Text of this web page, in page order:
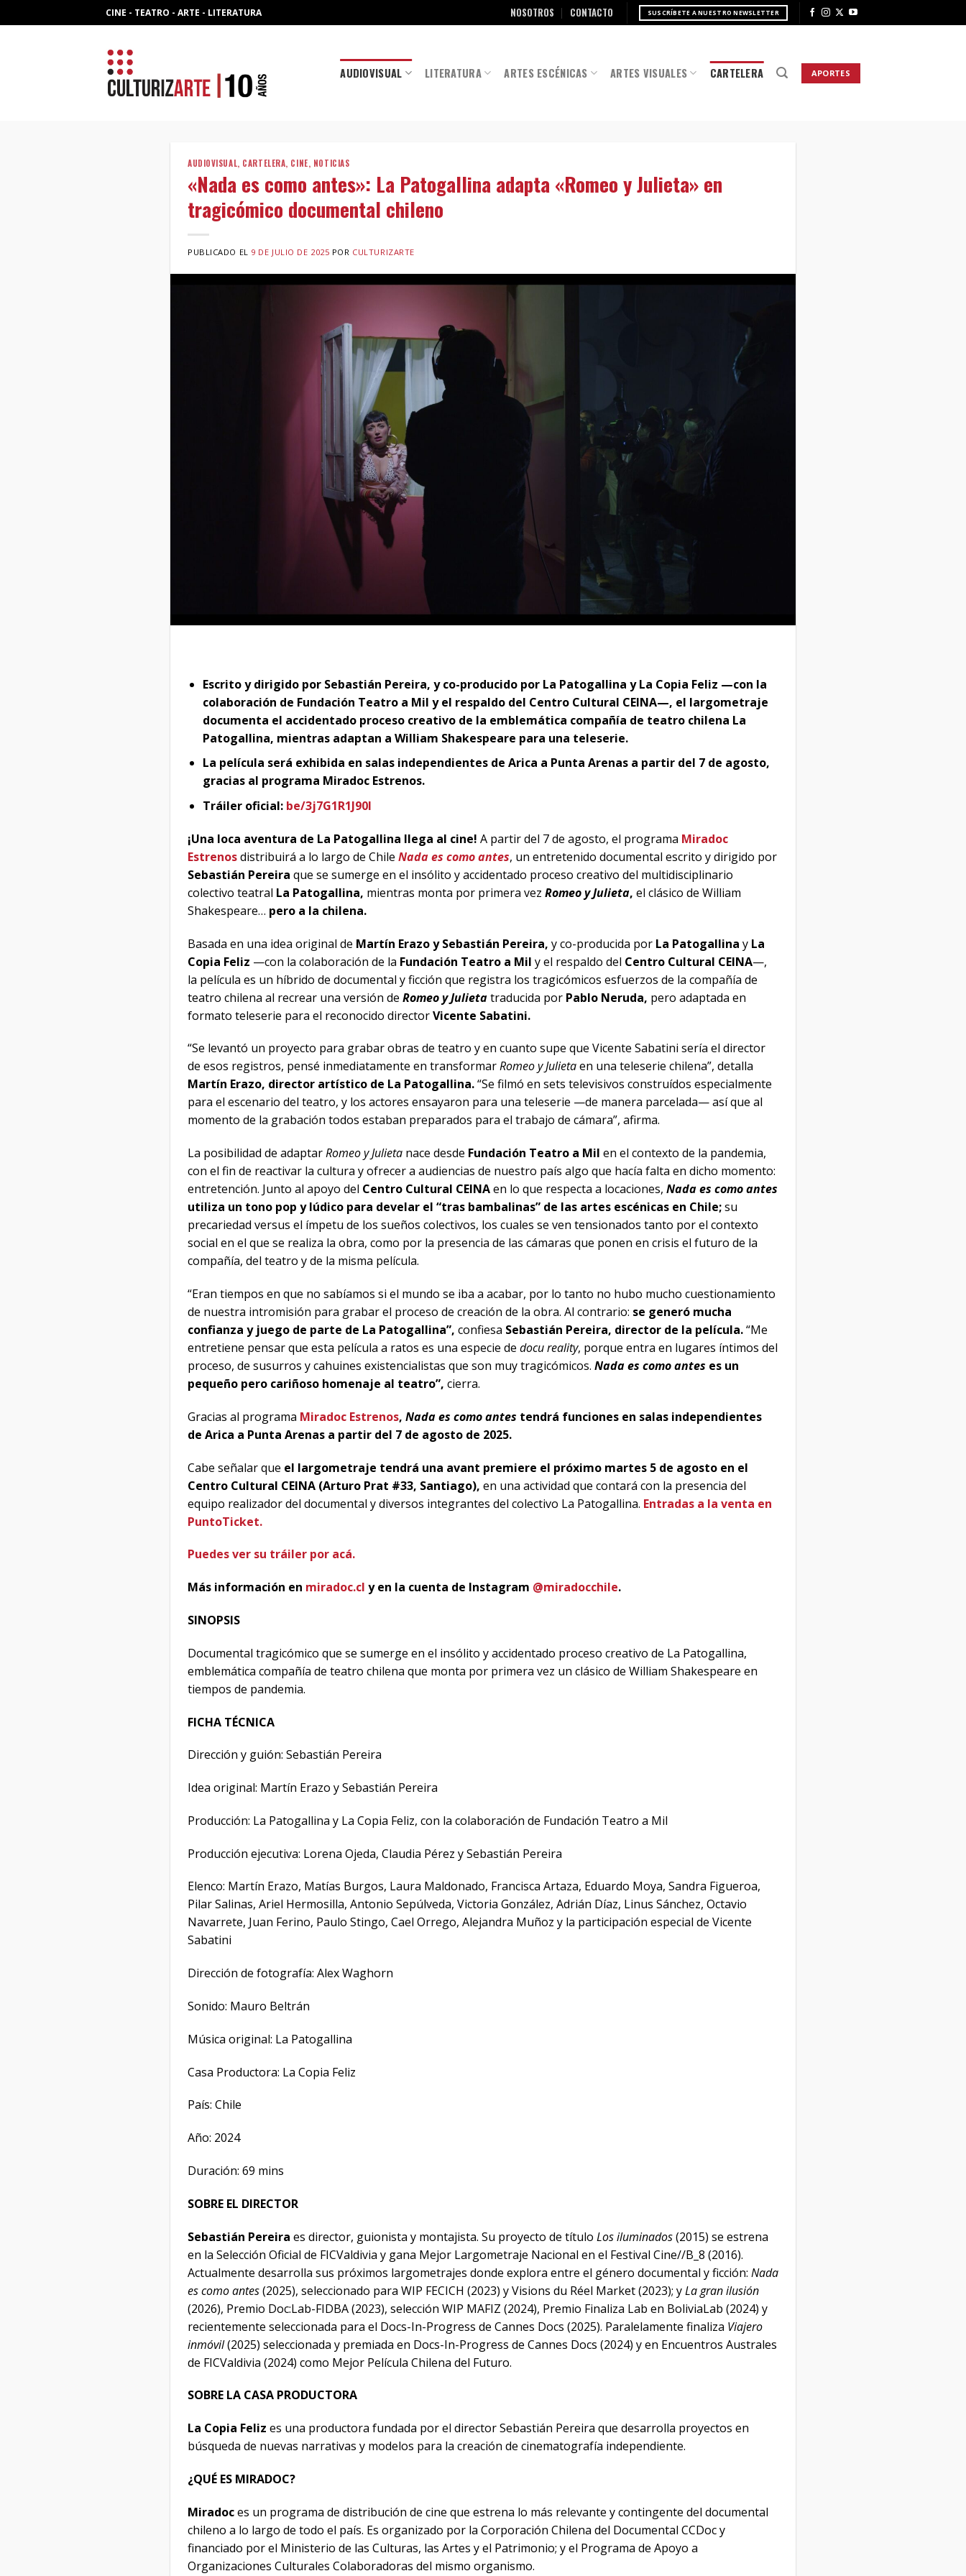
to
CINE - TEATRO - ARTE - LITERATURA NOSOTROS CONTACTO SUSCRÍBETE A NUESTRO NEWSLETTER
AUDIOVISUAL LITERATURA ARTES ESCÉNICAS ARTES VISUALES CARTELERA APORTES
AUDIOVISUAL, CARTELERA, CINE, NOTICIAS
«Nada es como antes»: La Patogallina adapta «Romeo y Julieta» en
tragicómico documental chileno
PUBLICADO EL 9 DE JULIO DE 2025 POR CULTURIZARTE
Escrito y dirigido por Sebastián Pereira, y co-producido por La Patogallina y La Copia Feliz —con la
colaboración de Fundación Teatro a Mil y el respaldo del Centro Cultural CEINA—, el largometraje
documenta el accidentado proceso creativo de la emblemática compañía de teatro chilena La
Patogallina, mientras adaptan a William Shakespeare para una teleserie.
La película será exhibida en salas independientes de Arica a Punta Arenas a partir del 7 de agosto,
gracias al programa Miradoc Estrenos.
Tráiler oficial: be/3j7G1R1J90I
¡Una loca aventura de La Patogallina llega al cine! A partir del 7 de agosto, el programa Miradoc
Estrenosdistribuirá a lo largo de Chile Nada es como antes, un entretenido documental escrito y dirigido por
Sebastián Pereira que se sumerge en el insólito y accidentado proceso creativo del multidisciplinario
colectivo teatral La Patogallina, mientras monta por primera vez Romeo y Julieta, el clásico de William
Shakespeare… pero a la chilena.
Basada en una idea original de Martín Erazo y Sebastián Pereira, y co-producida por La Patogallina y La
Copia Feliz —con la colaboración de la Fundación Teatro a Mil y el respaldo del Centro Cultural CEINA—,
la película es un híbrido de documental y ficción que registra los tragicómicos esfuerzos de la compañía de
teatro chilena al recrear una versión de Romeo y Julietatraducida por Pablo Neruda, pero adaptada en
formato teleserie para el reconocido directorVicente Sabatini.
“Se levantó un proyecto para grabar obras de teatro y en cuanto supe que Vicente Sabatini sería el director
de esos registros, pensé inmediatamente en transformarRomeo y Julietaen una teleserie chilena”, detalla
Martín Erazo, director artístico de La Patogallina.“Se filmó en sets televisivos construídos especialmente
para el escenario del teatro, y los actores ensayaron para una teleserie —de manera parcelada— así que al
momento de la grabación todos estaban preparados para el trabajo de cámara”, afirma.
La posibilidad de adaptarRomeo y Julieta nace desde Fundación Teatro a Mil en el contexto de la pandemia,
con el fin de reactivar la cultura y ofrecer a audiencias de nuestro país algo que hacía falta en dicho momento:
entretención. Junto al apoyo del Centro Cultural CEINAen lo que respecta a locaciones, Nada es como antes
utiliza un tono pop y lúdico para develar el “tras bambalinas” de las artes escénicas en Chile;su
precariedad versus el ímpetu de los sueños colectivos, los cuales se ven tensionados tanto por el contexto
social en el que se realiza la obra, como por la presencia de las cámaras que ponen en crisis el futuro de la
compañía, del teatro y de la misma película.
“Eran tiempos en que no sabíamos si el mundo se iba a acabar, por lo tanto no hubo mucho cuestionamiento
de nuestra intromisión para grabar el proceso de creación de la obra. Al contrario: se generó mucha
confianza y juego de parte de La Patogallina”, confiesa Sebastián Pereira, director de la película.“Me
entretiene pensar que esta película a ratos es una especie de docu reality, porque entra en lugares íntimos del
proceso, de susurros y cahuines existencialistas que son muy tragicómicos. Nada es como antes es un
pequeño pero cariñoso homenaje al teatro”, cierra.
Gracias al programa Miradoc Estrenos, Nada es como antes tendrá funciones en salas independientes
de Arica a Punta Arenas a partir del 7 de agosto de 2025.
Cabe señalar que el largometraje tendrá una avant premiere el próximo martes 5 de agosto en el
Centro Cultural CEINA (Arturo Prat #33, Santiago), en una actividad que contará con la presencia del
equipo realizador del documental y diversos integrantes del colectivo La Patogallina. Entradas a la venta en
PuntoTicket.
Puedes ver su tráiler por acá.
Más información en miradoc.cl y en la cuenta de Instagram @miradocchile.
SINOPSIS
Documental tragicómico que se sumerge en el insólito y accidentado proceso creativo de La Patogallina,
emblemática compañía de teatro chilena que monta por primera vez un clásico de William Shakespeare en
tiempos de pandemia.
FICHA TÉCNICA
Dirección y guión: Sebastián Pereira
Idea original: Martín Erazo y Sebastián Pereira
Producción: La Patogallina y La Copia Feliz, con la colaboración de Fundación Teatro a Mil
Producción ejecutiva: Lorena Ojeda, Claudia Pérez y Sebastián Pereira
Elenco: Martín Erazo, Matías Burgos, Laura Maldonado, Francisca Artaza, Eduardo Moya, Sandra Figueroa,
Pilar Salinas, Ariel Hermosilla, Antonio Sepúlveda, Victoria González, Adrián Díaz, Linus Sánchez, Octavio
Navarrete, Juan Ferino, Paulo Stingo, Cael Orrego, Alejandra Muñoz y la participación especial de Vicente
Sabatini
Dirección de fotografía: Alex Waghorn
Sonido: Mauro Beltrán
Música original: La Patogallina
Casa Productora: La Copia Feliz
País: Chile
Año: 2024
Duración: 69 mins
SOBRE EL DIRECTOR
Sebastián Pereira es director, guionista y montajista. Su proyecto de título Los iluminados(2015) se estrena
en la Selección Oficial de FICValdivia y gana Mejor Largometraje Nacional en el Festival Cine//B_8 (2016).
Actualmente desarrolla sus próximos largometrajes donde explora entre el género documental y ficción: Nada
es como antes(2025), seleccionado para WIP FECICH (2023) y Visions du Réel Market (2023); yLa gran ilusión
(2026), Premio Doc:Lab-FIDBA (2023), selección WIP MAFIZ (2024), Premio Finaliza Lab en BoliviaLab (2024) y
recientemente seleccionada para el Docs-In-Progress de Cannes Docs (2025). Paralelamente finaliza Viajero
inmóvil(2025) seleccionada y premiada en Docs-In-Progress de Cannes Docs (2024) y en Encuentros Australes
de FICValdivia (2024) como Mejor Película Chilena del Futuro.
SOBRE LA CASA PRODUCTORA
La Copia Feliz es una productora fundada por el director Sebastián Pereira que desarrolla proyectos en
búsqueda de nuevas narrativas y modelos para la creación de cinematografía independiente.
¿QUÉ ES MIRADOC?
Miradoces un programa de distribución de cine que estrena lo más relevante y contingente del documental
chileno a lo largo de todo el país. Es organizado por la Corporación Chilena del Documental CCDoc y
financiado por el Ministerio de las Culturas, las Artes y el Patrimonio; y el Programa de Apoyo a
Organizaciones Culturales Colaboradoras del mismo organismo.